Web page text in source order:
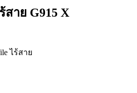
สาย G915 X
ไร้สาย